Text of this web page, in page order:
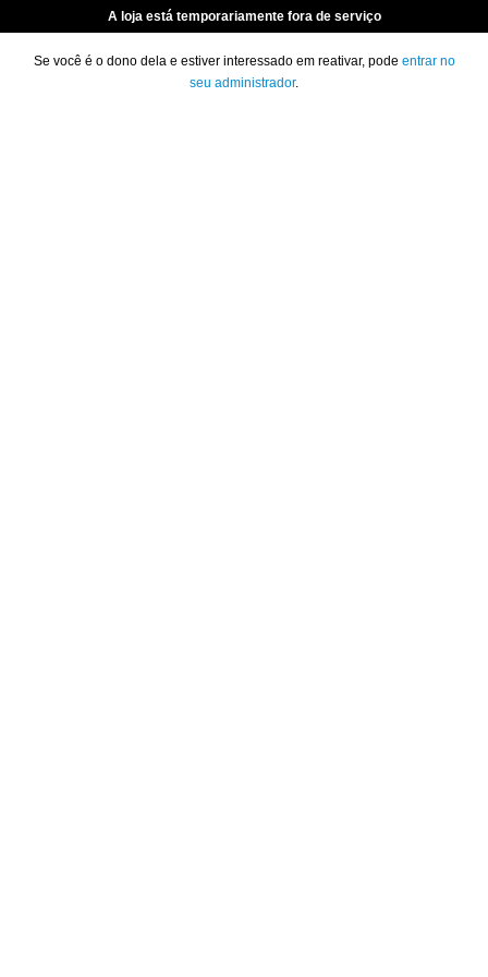
A loja está temporariamente fora de serviço
Se você é o dono dela e estiver interessado em reativar, pode entrar no
seu administrador.